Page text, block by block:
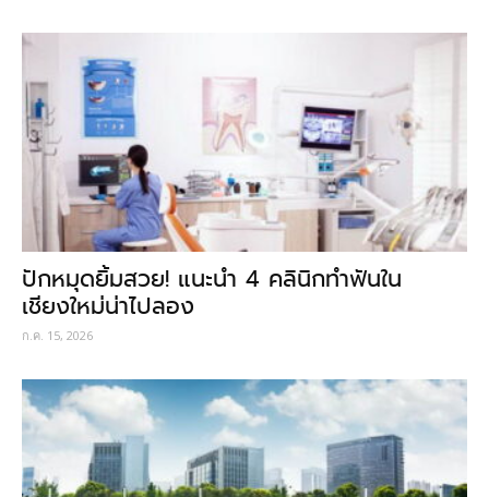
ปักหมุดยิ้มสวย! แนะนำ 4 คลินิกทำฟันใน
เชียงใหม่น่าไปลอง
ก.ค. 15, 2026